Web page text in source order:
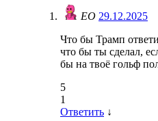
ЕО 29.12.2025
Что бы Трамп
что бы ты сделал,
бы на твоё гольф
5
1
Ответить ↓